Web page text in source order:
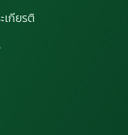
เกียรติ